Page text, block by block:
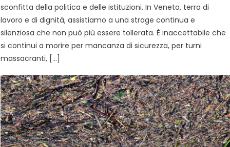
sconfitta della politica e delle istituzioni. In Veneto, terra di
lavoro e di dignità, assistiamo a una strage continua e
silenziosa che non può più essere tollerata. È inaccettabile che
si continui a morire per mancanza di sicurezza, per turni
massacranti, […]